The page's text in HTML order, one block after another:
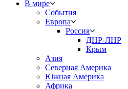
В мире
События
Европа
Россия
ДНР-ЛНР
Крым
Азия
Северная Америка
Южная Америка
Африка